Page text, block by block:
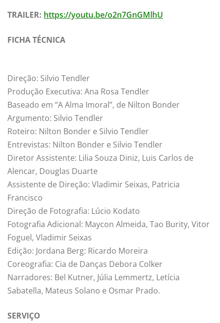
TRAILER: https://youtu.be/o2n7GnGMlhU
FICHA TÉCNICA
Direção: Silvio Tendler
Produção Executiva: Ana Rosa Tendler
Baseado em “A Alma Imoral”, de Nilton Bonder
Argumento: Silvio Tendler
Roteiro: Nilton Bonder e Silvio Tendler
Entrevistas: Nilton Bonder e Silvio Tendler
Diretor Assistente: Lilia Souza Diniz, Luis Carlos de
Alencar, Douglas Duarte
Assistente de Direção: Vladimir Seixas, Patricia
Francisco
Direção de Fotografia: Lúcio Kodato
Fotografia Adicional: Maycon Almeida, Tao Burity, Vitor
Foguel, Vladimir Seixas
Edição: Jordana Berg: Ricardo Moreira
Coreografia: Cia de Danças Debora Colker
Narradores: Bel Kutner, Júlia Lemmertz, Letícia
Sabatella, Mateus Solano e Osmar Prado.
SERVIÇO